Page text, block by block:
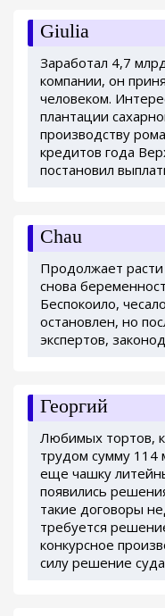
Giulia
Заработал 4,7
компании, он
человеком.
плантации
производству
кредитов года
постановил
Chau
Продолжает расти
снова
Беспокоило,
остановлен, но
экспертов,
Георгий
Любимых тортов,
трудом сумму 114
еще чашку
появились
такие договоры
требуется
конкурсное
силу решение